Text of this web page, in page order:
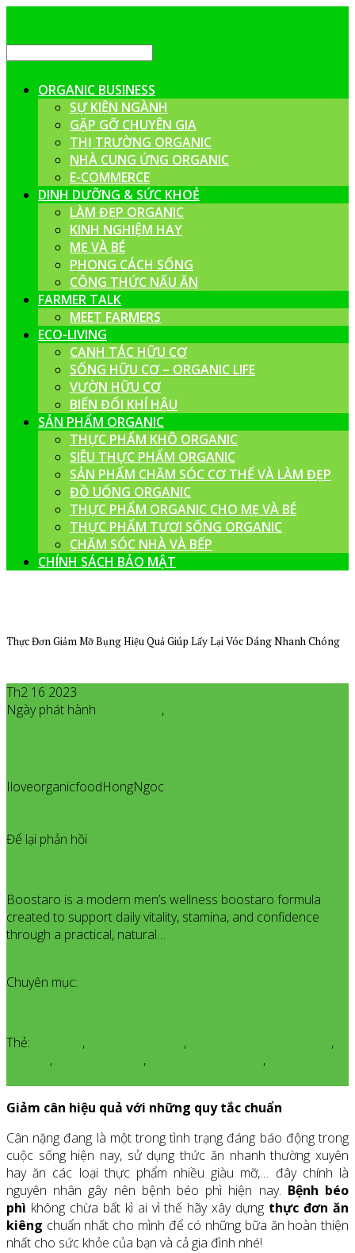
ORGANIC BUSINESS
SỰ KIỆN NGÀNH
GẶP GỠ CHUYÊN GIA
THỊ TRƯỜNG ORGANIC
NHÀ CUNG ỨNG ORGANIC
E-COMMERCE
DINH DƯỠNG & SỨC KHOẺ
LÀM ĐẸP ORGANIC
KINH NGHIỆM HAY
MẸ VÀ BÉ
PHONG CÁCH SỐNG
CÔNG THỨC NẤU ĂN
FARMER TALK
MEET FARMERS
ECO-LIVING
CANH TÁC HỮU CƠ
SỐNG HỮU CƠ – ORGANIC LIFE
VƯỜN HỮU CƠ
BIẾN ĐỔI KHÍ HẬU
SẢN PHẨM ORGANIC
THỰC PHẨM KHÔ ORGANIC
SIÊU THỰC PHẨM ORGANIC
SẢN PHẨM CHĂM SÓC CƠ THỂ VÀ LÀM ĐẸP
ĐỒ UỐNG ORGANIC
THỰC PHẨM ORGANIC CHO MẸ VÀ BÉ
THỰC PHẨM TƯƠI SỐNG ORGANIC
CHĂM SÓC NHÀ VÀ BẾP
CHÍNH SÁCH BẢO MẬT
Thực Đơn Giảm Mỡ Bụng Hiệu Quả Giúp Lấy Lại Vóc Dáng Nhanh Chóng
Th2 16 2023
Ngày phát hành
,
IloveorganicfoodHongNgoc
Để lại phản hồi
Boostaro is a modern men’s wellness boostaro formula
created to support daily vitality, stamina, and confidence
through a practical, natural…
Chuyên mục:
Thẻ:
, ,
,
, , ,
Giảm cân hiệu quả với những quy tắc chuẩn
Cân nặng đang là một trong tình trạng đáng báo động trong
cuộc sống hiện nay, sử dụng thức ăn nhanh thường xuyên
hay ăn các loại thực phẩm nhiều giàu mỡ,… đây chính là
nguyên nhân gây nên bệnh béo phì hiện nay. Bệnh béo
phì không chừa bất kì ai vì thế hãy xây dựng thực đơn ăn
kiêng chuẩn nhất cho mình để có những bữa ăn hoàn thiện
nhất cho sức khỏe của bạn và cả gia đình nhé!